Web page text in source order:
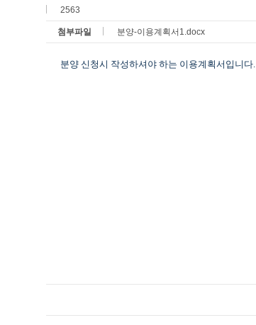
2563
첨부파일 분양-이용계획서1.docx
분양 신청시 작성하셔야 하는 이용계획서입니다.